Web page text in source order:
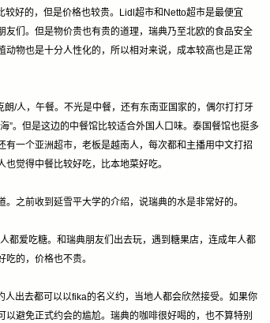
好的，但是价格也较贵。Lidl超市和Netto超市是最便宜
们。但是物价贵也有贵的道理，瑞典乃至北欧的食品安全
物也是十分人性化的，所以相对来说，成本较高也是正常
/人，午餐。不光是中餐，还有东南亚国家的，偶尔打打牙
”。但是这边的中餐馆比较适合外国人口味。泰国餐馆也挺多
一个亚洲超市，老板是越南人，每次都和主播用中文打招
觉得中餐比较好吃，比本地菜好吃。
之前收到延雪平大学的介绍，说瑞典的水是非常好的。
都爱吃糖。和瑞典朋友们出去玩，遇到糖果店，连成年人都
的，价格也不贵。
出去都可以以fika的名义约，当地人都会欣然接受。如果你
避免正式约会的尴尬。瑞典的咖啡很好喝的，也不算特别